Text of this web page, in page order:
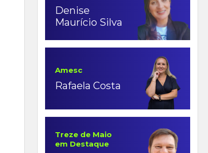
Denise
Maurício Silva
Amesc
Rafaela Costa
Treze de Maio
em Destaque